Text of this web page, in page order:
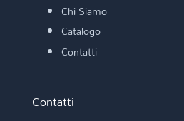
Chi Siamo
Catalogo
Contatti
Contatti